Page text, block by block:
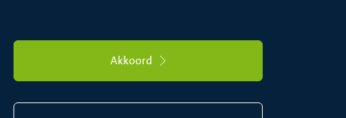
Akkoord